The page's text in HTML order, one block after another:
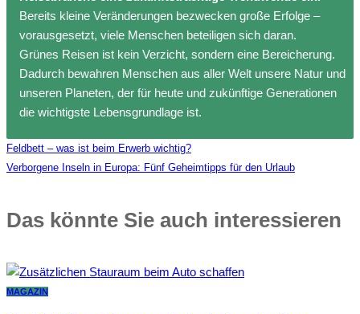
Bereits kleine Veränderungen bezwecken große Erfolge –
vorausgesetzt, viele Menschen beteiligen sich daran.
Grünes Reisen ist kein Verzicht, sondern eine Bereicherung.
Dadurch bewahren Menschen aus aller Welt unsere Natur und
unseren Planeten, der für heute und zukünftige Generationen
die wichtigste Lebensgrundlage ist.
Feldbett – was ist beim Erwerb wichtig?
Verborgene Inseln in Europa: Fünf Geheimtipps für den Urlaub
Das könnte Sie auch interessieren
MAGAZIN